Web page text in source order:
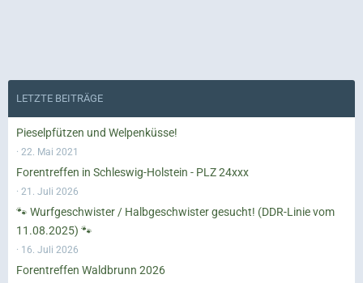
LETZTE BEITRÄGE
Pieselpfützen und Welpenküsse!
22. Mai 2021
Forentreffen in Schleswig-Holstein - PLZ 24xxx
21. Juli 2026
🐾 Wurfgeschwister / Halbgeschwister gesucht! (DDR-Linie vom
11.08.2025) 🐾
16. Juli 2026
Forentreffen Waldbrunn 2026